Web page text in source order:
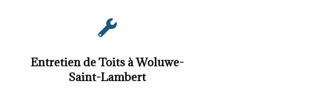

Entretien de Toits à Woluwe-
Saint-Lambert